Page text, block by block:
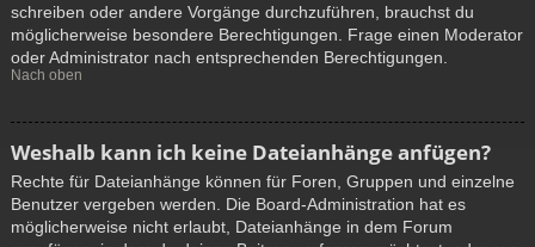
schreiben oder andere Vorgänge durchzuführen, brauchst du
möglicherweise besondere Berechtigungen. Frage einen Moderator
oder Administrator nach entsprechenden Berechtigungen.
Nach oben
Weshalb kann ich keine Dateianhänge anfügen?
Rechte für Dateianhänge können für Foren, Gruppen und einzelne
Benutzer vergeben werden. Die Board-Administration hat es
möglicherweise nicht erlaubt, Dateianhänge in dem Forum